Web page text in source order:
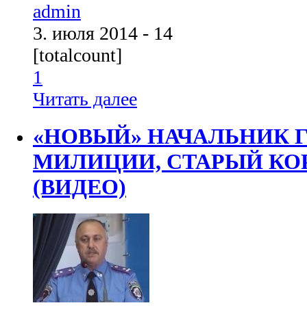
admin
3. июля 2014 - 14
[totalcount]
1
Читать далее
«НОВЫЙ» НАЧАЛЬНИК
МИЛИЦИИ, СТАРЫЙ
(ВИДЕО)